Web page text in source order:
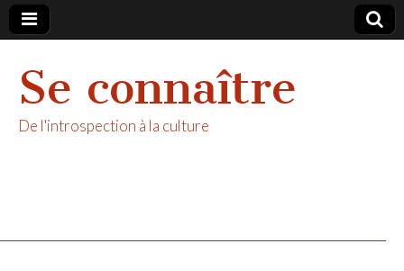
Se connaître
De l'introspection à la culture